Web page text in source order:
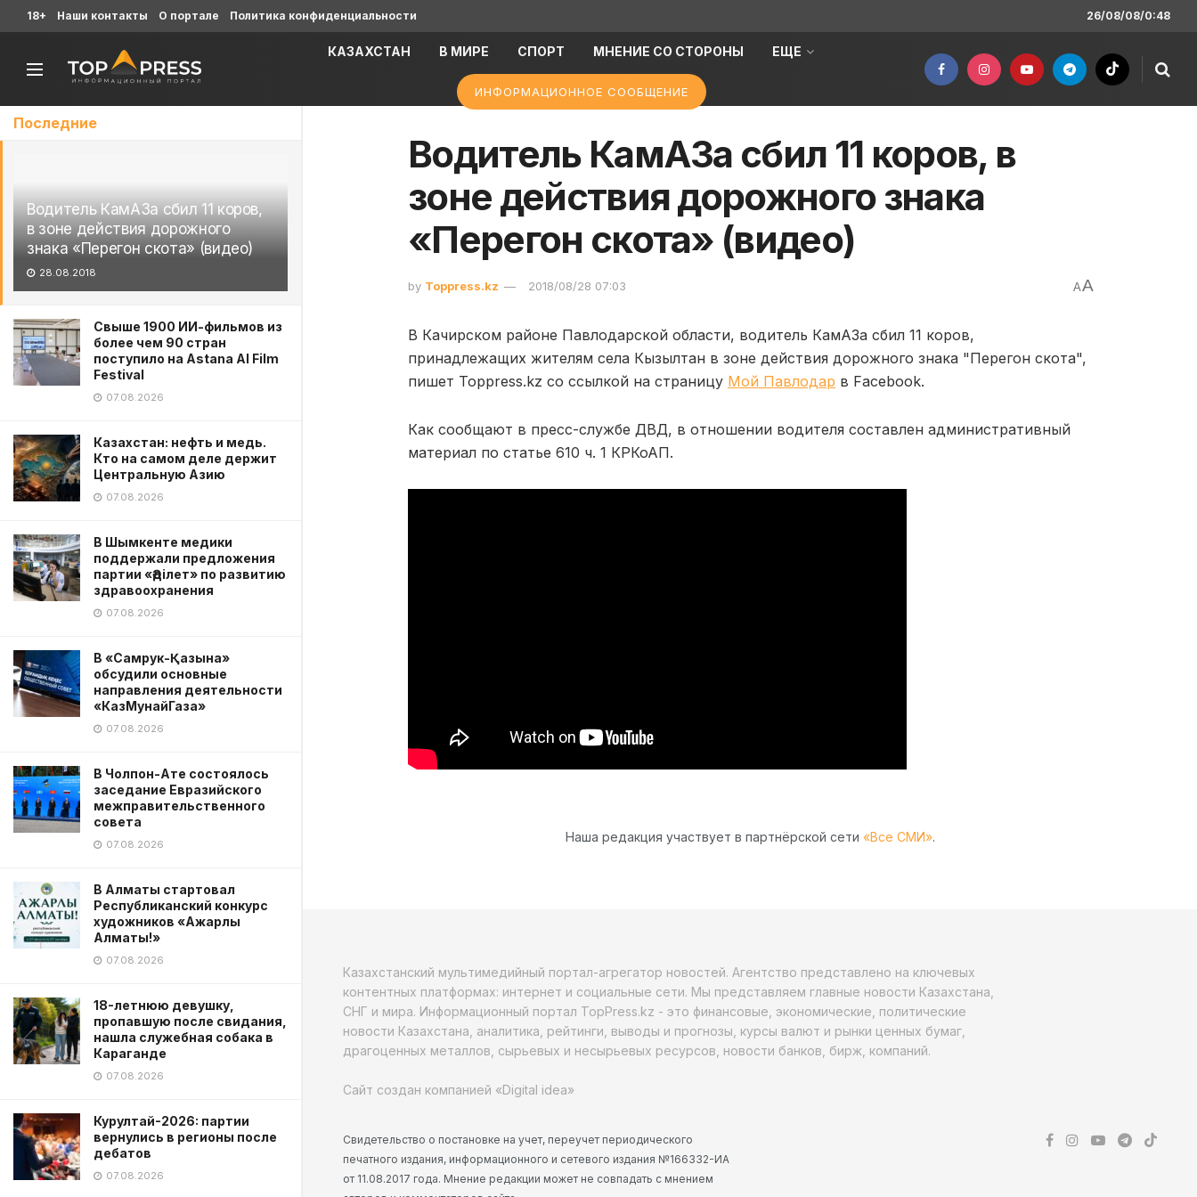
Последние
Водитель КамАЗа сбил 11 коров,
в зоне действия дорожного
знака «Перегон скота» (видео)
28.08.2018
Свыше 1900 ИИ-фильмов из
более чем 90 стран
поступило на Astana AI Film
Festival
07.08.2026
Казахстан: нефть и медь.
Кто на самом деле держит
Центральную Азию
07.08.2026
В Шымкенте медики
поддержали предложения
партии «Әділет» по развитию
здравоохранения
07.08.2026
В «Самрук-Қазына»
обсудили основные
направления деятельности
«КазМунайГаза»
07.08.2026
В Чолпон-Ате состоялось
заседание Евразийского
межправительственного
совета
07.08.2026
В Алматы стартовал
Республиканский конкурс
художников «Ажарлы
Алматы!»
07.08.2026
18-летнюю девушку,
пропавшую после свидания,
нашла служебная собака в
Караганде
07.08.2026
Курултай-2026: партии
вернулись в регионы после
дебатов
07.08.2026
18+ Наши контакты О портале Политика конфиденциальности 26/08/08/0:48
КАЗАХСТАН В МИРЕ СПОРТ МНЕНИЕ СО СТОРОНЫ ЕЩЕ
ИНФОРМАЦИОННОЕ СООБЩЕНИЕ
Водитель КамАЗа сбил 11 коров, в
зоне действия дорожного знака
«Перегон скота» (видео)
by Toppress.kz 2018/08/28 07:03 AA
В Качирском районе Павлодарской области, водитель КамАЗа сбил 11 коров,
принадлежащих жителям села Кызылтан в зоне действия дорожного знака "Перегон скота",
пишет Toppress.kz со ссылкой на страницу Мой Павлодар в Facebook.
Как сообщают в пресс-службе ДВД, в отношении водителя составлен административный
материал по статье 610 ч. 1 КРКоАП.
Наша редакция участвует в партнёрской сети «Все СМИ».
Казахстанский мультимедийный портал-агрегатор новостей. Агентство представлено на ключевых
контентных платформах: интернет и социальные сети. Мы представляем главные новости Казахстана,
СНГ и мира. Информационный портал TopPress.kz - это финансовые, экономические, политические
новости Казахстана, аналитика, рейтинги, выводы и прогнозы, курсы валют и рынки ценных бумаг,
драгоценных металлов, сырьевых и несырьевых ресурсов, новости банков, бирж, компаний.
Сайт создан компанией «Digital idea»
Свидетельство о постановке на учет, переучет периодического
печатного издания, информационного и сетевого издания №166332-ИА
от 11.08.2017 года. Мнение редакции может не совпадать с мнением